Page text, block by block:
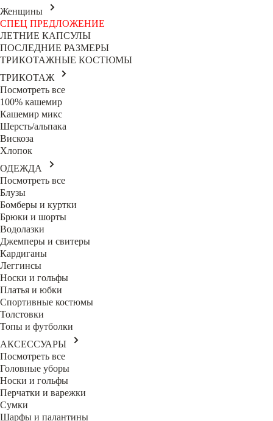
Женщины
СПЕЦ ПРЕДЛОЖЕНИЕ
ЛЕТНИЕ КАПСУЛЫ
ПОСЛЕДНИЕ РАЗМЕРЫ
ТРИКОТАЖНЫЕ КОСТЮМЫ
ТРИКОТАЖ
Посмотреть все
100% кашемир
Кашемир микс
Шерсть/альпака
Вискоза
Хлопок
ОДЕЖДА
Посмотреть все
Блузы
Бомберы и куртки
Брюки и шорты
Водолазки
Джемперы и свитеры
Кардиганы
Леггинсы
Носки и гольфы
Платья и юбки
Спортивные костюмы
Толстовки
Топы и футболки
АКСЕССУАРЫ
Посмотреть все
Головные уборы
Носки и гольфы
Перчатки и варежки
Сумки
Шарфы и палантины